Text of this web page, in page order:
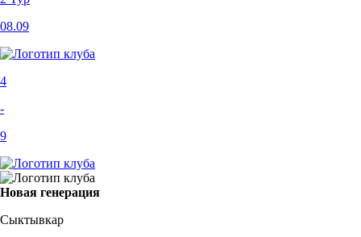
08.09
4
-
9
Новая генерация
Сыктывкар